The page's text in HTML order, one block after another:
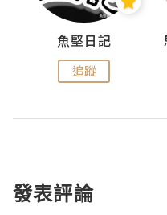
魚堅日記
追蹤
發表評論